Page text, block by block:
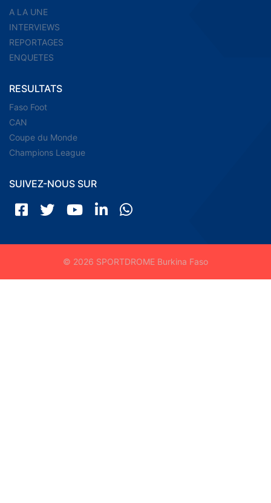
A LA UNE
INTERVIEWS
REPORTAGES
ENQUETES
RESULTATS
Faso Foot
CAN
Coupe du Monde
Champions League
SUIVEZ-NOUS SUR
© 2026 SPORTDROME Burkina Faso